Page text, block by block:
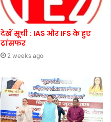
देखें सूची : IAS और IFS के हुए
ट्रांसफर
2 weeks ago